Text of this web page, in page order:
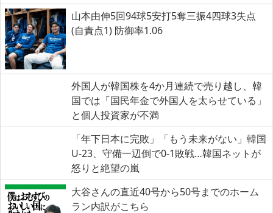
山本由伸5回94球5安打5奪三振4四球3失点
(自責点1) 防御率1.06
外国人が韓国株を4か月連続で売り越し、韓
国では「国民年金で外国人を太らせている」
と個人投資家が不満
「年下日本に完敗」「もう未来がない」韓国
U-23、守備一辺倒で0-1敗戦…韓国ネットが
怒りと絶望の嵐
大谷さんの直近40号から50号までのホーム
ラン内訳がこちら